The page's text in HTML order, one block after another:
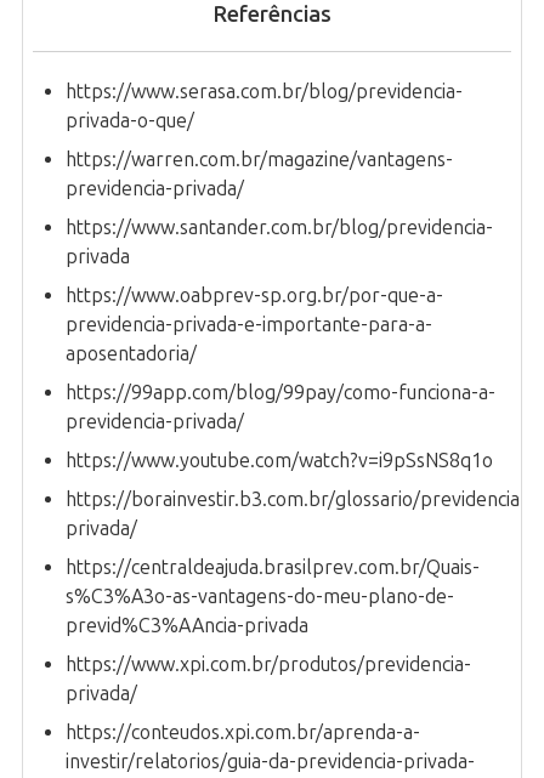
Referências
https://www.serasa.com.br/blog/previdencia-
privada-o-que/
https://warren.com.br/magazine/vantagens-
previdencia-privada/
https://www.santander.com.br/blog/previdencia-
privada
https://www.oabprev-sp.org.br/por-que-a-
previdencia-privada-e-importante-para-a-
aposentadoria/
https://99app.com/blog/99pay/como-funciona-a-
previdencia-privada/
https://www.youtube.com/watch?v=i9pSsNS8q1o
https://borainvestir.b3.com.br/glossario/previdencia-
privada/
https://centraldeajuda.brasilprev.com.br/Quais-
s%C3%A3o-as-vantagens-do-meu-plano-de-
previd%C3%AAncia-privada
https://www.xpi.com.br/produtos/previdencia-
privada/
https://conteudos.xpi.com.br/aprenda-a-
investir/relatorios/guia-da-previdencia-privada-